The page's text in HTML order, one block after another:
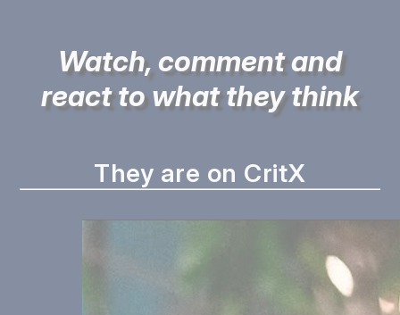
Watch, comment and
react to what they think
They are on CritX